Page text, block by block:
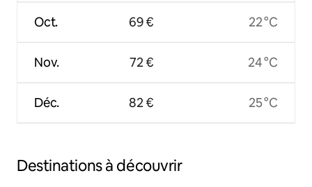
Oct.
Nov.
Déc.
69 €
72 €
82 €
22 °C
24 °C
25 °C
Destinations à découvrir